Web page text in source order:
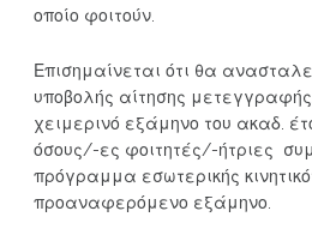
οποίο φοιτούν.
Επισημαίνεται ότι θα
υποβολής αίτησης
χειμερινό εξάμηνο του ακαδ.
όσους/-ες φοιτητές/-ήτριες
πρόγραμμα εσωτερικής
προαναφερόμενο εξάμηνο.